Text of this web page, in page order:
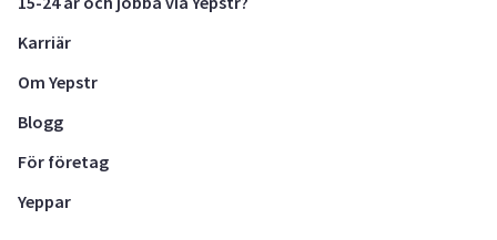
Karriär
Om Yepstr
Blogg
För företag
Yeppar